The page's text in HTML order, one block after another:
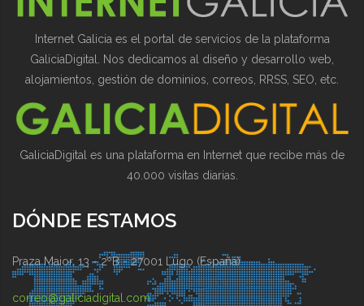
Internet Galicia es el portal de servicios de la plataforma
GaliciaDigital. Nos dedicamos al diseño y desarrollo web,
alojamientos, gestión de dominios, correos, RRSS, SEO, etc.
GaliciaDigital es una plataforma en Internet que recibe más de
40.000 visitas diarias.
DÓNDE ESTAMOS
Praza Maior, 13 - 2ºB - 27001 Lugo (España)
correo@galiciadigital.com